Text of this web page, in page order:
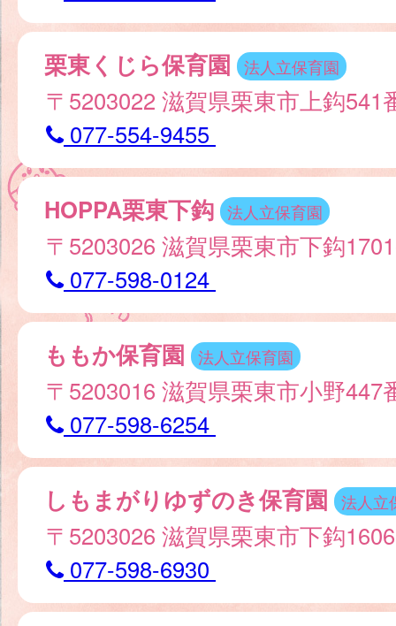
栗東くじら保育園 法人立保育園
〒5203022 滋賀県栗東市上鈎541
077-554-9455
HOPPA栗東下鈎 法人立保育園
〒5203026 滋賀県栗東市下鈎
077-598-0124
ももか保育園 法人立保育園
〒5203016 滋賀県栗東市小野447
077-598-6254
しもまがりゆずのき保育園 法人立
〒5203026 滋賀県栗東市下鈎
077-598-6930